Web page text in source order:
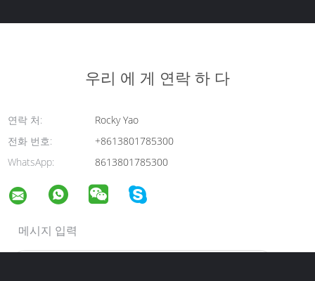
우리 에 게 연락 하 다
연락 처:
Rocky Yao
전화 번호:
+8613801785300
WhatsApp:
8613801785300
메시지 입력